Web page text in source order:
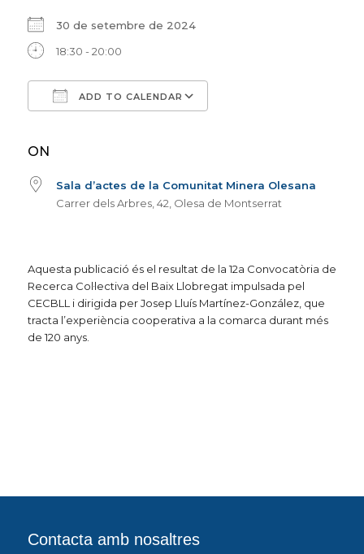
30 de setembre de 2024
18:30 - 20:00
ADD TO CALENDAR
ON
Sala d’actes de la Comunitat Minera Olesana
Carrer dels Arbres, 42, Olesa de Montserrat
Aquesta publicació és el resultat de la 12a Convocatòria de
Recerca Col·lectiva del Baix Llobregat impulsada pel
CECBLL i dirigida per Josep Lluís Martínez-González, que
tracta l’experiència cooperativa a la comarca durant més
de 120 anys.
Contacta amb nosaltres